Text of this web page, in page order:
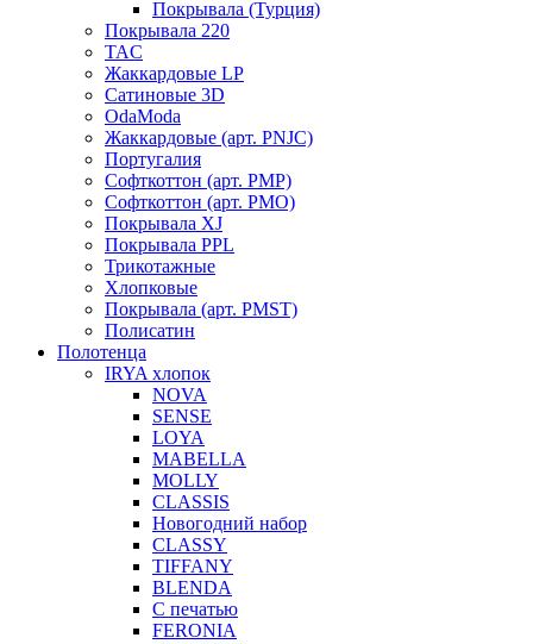
Покрывала (Турция)
Покрывала 220
TAC
Жаккардовые LP
Сатиновые 3D
OdaModa
Жаккардовые (арт. PNJC)
Португалия
Софткоттон (арт. PMP)
Софткоттон (арт. PMO)
Покрывала XJ
Покрывала PPL
Трикотажные
Хлопковые
Покрывала (арт. PMST)
Полисатин
Полотенца
IRYA хлопок
NOVA
SENSE
LOYA
MABELLA
MOLLY
CLASSIS
Новогодний набор
CLASSY
TIFFANY
BLENDA
С печатью
FERONIA